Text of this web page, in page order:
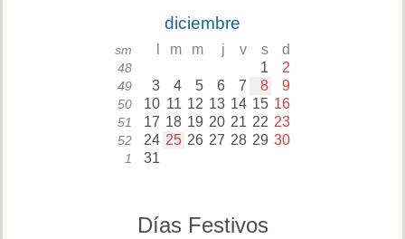
diciembre
sm m m j v s d
48 1 2
49 3 4 5 6 7 8 9
50 10 11 12 13 14 15 16
51 17 18 19 20 21 22 23
52 24 25 26 27 28 29 30
1 31
Días Festivos